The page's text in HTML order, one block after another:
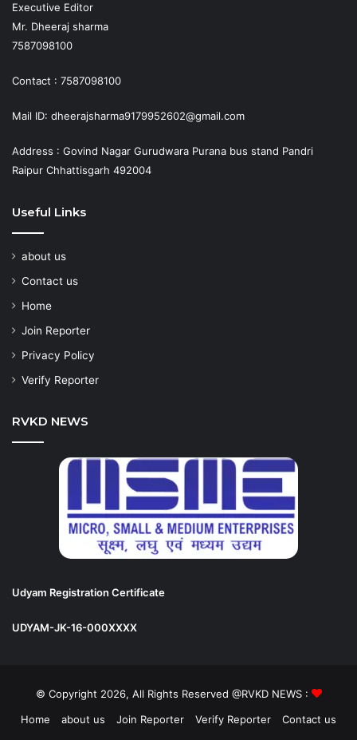
Executive Editor
Mr. Dheeraj sharma
7587098100
Contact : 7587098100
Mail ID: dheerajsharma9179952602@gmail.com
Address : Govind Nagar Gurudwara Purana bus stand Pandri
Raipur Chhattisgarh 492004
Useful Links
about us
Contact us
Home
Join Reporter
Privacy Policy
Verify Reporter
RVKD NEWS
Udyam Registration Certificate
UDYAM-JK-16-000XXXX
© Copyright 2026, All Rights Reserved @RVKD NEWS :
Home
about us Join Reporter Verify Reporter Contact us